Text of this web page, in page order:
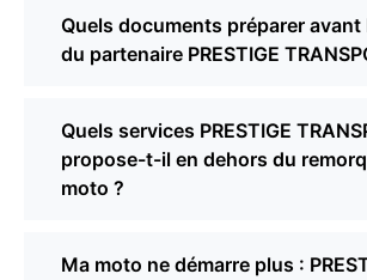
Quels documents préparer avant
du partenaire PRESTIGE
Quels services PRESTIGE
propose-t-il en dehors du
moto ?
Ma moto ne démarre plus :